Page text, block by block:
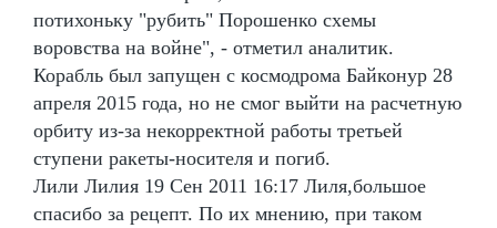
потихоньку "рубить" Порошенко схемы
воровства на войне", - отметил аналитик.
Корабль был запущен с космодрома Байконур 28
апреля 2015 года, но не смог выйти на расчетную
орбиту из-за некорректной работы третьей
ступени ракеты-носителя и погиб.
Лили Лилия 19 Сен 2011 16:17 Лиля,большое
спасибо за рецепт. По их мнению, при таком